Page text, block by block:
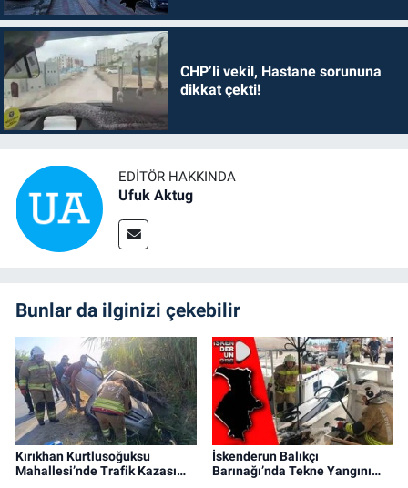
CHP’li vekil, Hastane sorununa
dikkat çekti!
EDITÖR HAKKINDA
Ufuk Aktug
Bunlar da ilginizi çekebilir
Kırıkhan Kurtlusoğuksu
Mahallesi’nde Trafik Kazası…
İskenderun Balıkçı
Barınağı’nda Tekne Yangını…